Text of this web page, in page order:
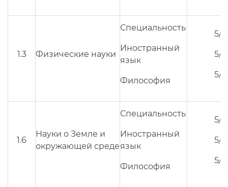
1.3 Физические науки
Специальность
Иностранный
язык
Философия
5/3
5/3
5/3
1.6
Науки о Земле и
окружающей среде
Специальность
Иностранный
язык
Философия
5/3
5/3
5/3